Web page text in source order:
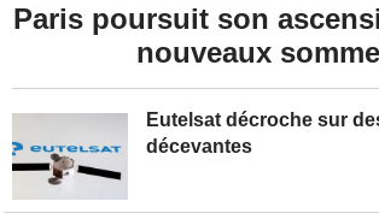
Eutelsat décroche sur
décevantes
Paris poursuit son
nouveaux